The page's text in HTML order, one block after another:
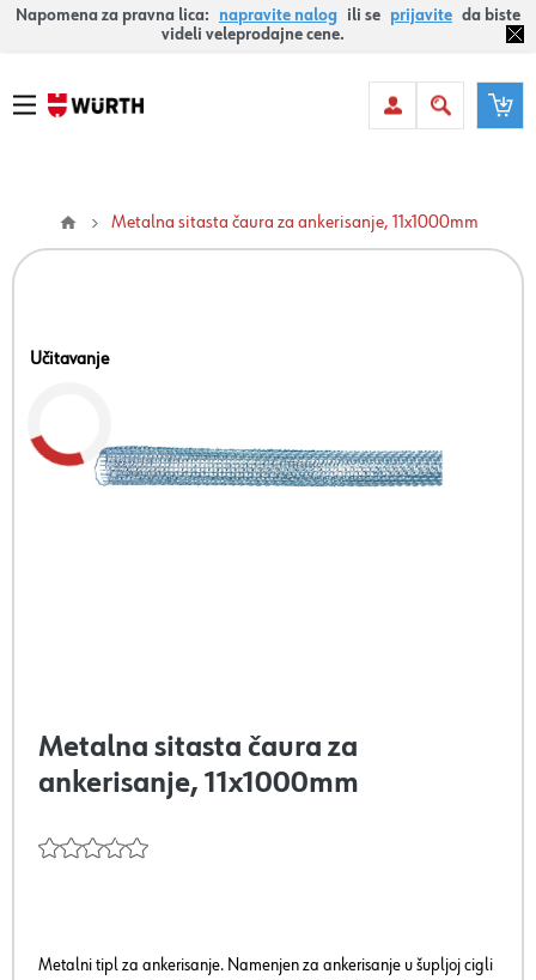
Napomena za pravna lica: napravite nalog ili se prijavite da biste
videli veleprodajne cene.
Metalna sitasta čaura za ankerisanje, 11x1000mm
Učitavanje
Metalna sitasta čaura za
ankerisanje, 11x1000mm
Metalni tipl za ankerisanje. Namenjen za ankerisanje u šupljoj cigli